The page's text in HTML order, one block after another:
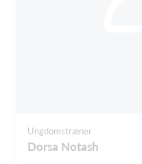
Ungdomstræner
Dorsa Notash